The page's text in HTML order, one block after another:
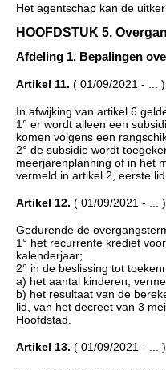
Het agentschap kan de
HOOFDSTUK 5.
Afdeling 1. Bepalingen
Artikel 11. ( 01/09/2021 - ... )
In afwijking van artikel 6
1° er wordt alleen een
komen volgens een
2° de subsidie wordt
meerjarenplanning of in het
vermeld in artikel 2, eerste
Artikel 12. ( 01/09/2021 - ... )
Gedurende de
1° het recurrente krediet
kalenderjaar;
2° in de beslissing tot
a) het aantal kinderen,
b) het resultaat van de
lid, van het decreet van 3
Hoofdstad.
Artikel 13. ( 01/09/2021 - ... )